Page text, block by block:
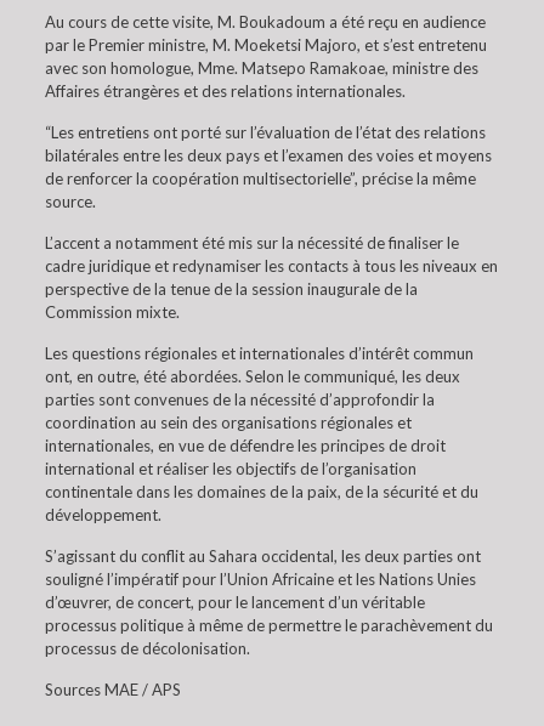
Au cours de cette visite, M. Boukadoum a été reçu en audience
par le Premier ministre, M. Moeketsi Majoro, et s’est entretenu
avec son homologue, Mme. Matsepo Ramakoae, ministre des
Affaires étrangères et des relations internationales.
“Les entretiens ont porté sur l’évaluation de l’état des relations
bilatérales entre les deux pays et l’examen des voies et moyens
de renforcer la coopération multisectorielle”, précise la même
source.
L’accent a notamment été mis sur la nécessité de finaliser le
cadre juridique et redynamiser les contacts à tous les niveaux en
perspective de la tenue de la session inaugurale de la
Commission mixte.
Les questions régionales et internationales d’intérêt commun
ont, en outre, été abordées. Selon le communiqué, les deux
parties sont convenues de la nécessité d’approfondir la
coordination au sein des organisations régionales et
internationales, en vue de défendre les principes de droit
international et réaliser les objectifs de l’organisation
continentale dans les domaines de la paix, de la sécurité et du
développement.
S’agissant du conflit au Sahara occidental, les deux parties ont
souligné l’impératif pour l’Union Africaine et les Nations Unies
d’œuvrer, de concert, pour le lancement d’un véritable
processus politique à même de permettre le parachèvement du
processus de décolonisation.
Sources MAE / APS